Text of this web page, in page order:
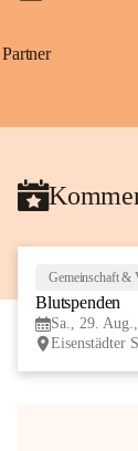
Partner
Gemeinschaft &
Blutspenden
Sa., 29.